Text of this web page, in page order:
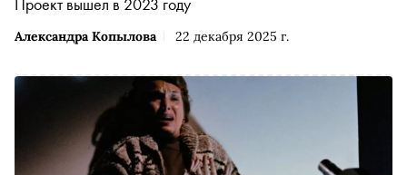
Александра Копылова 22 декабря 2025 г.